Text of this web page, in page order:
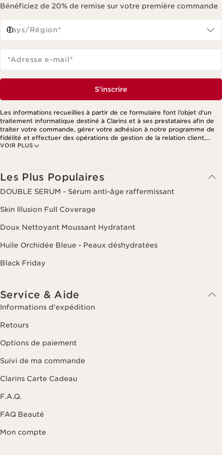
Bénéficiez de 20% de remise sur votre première commande
Pays/Région*
*Adresse e-mail*
S'inscrire
VOIR PLUS
Les informations recueillies à partir de ce formulaire font l’objet d’un
traitement informatique destiné à Clarins et à ses prestataires afin de
traiter votre commande, gérer votre adhésion à notre programme de
fidélité et effectuer des opérations de gestion de la relation client,
notamment pour vous adresser des offres personnalisées en fonction
Les Plus Populaires
DOUBLE SERUM - Sérum anti-âge raffermissant
Skin Illusion Full Coverage
Doux Nettoyant Moussant Hydratant
Huile Orchidée Bleue - Peaux déshydratées
Black Friday
Service & Aide
Informations d'expédition
Retours
Options de paiement
Suivi de ma commande
Clarins Carte Cadeau
F.A.Q.
FAQ Beauté
Mon compte